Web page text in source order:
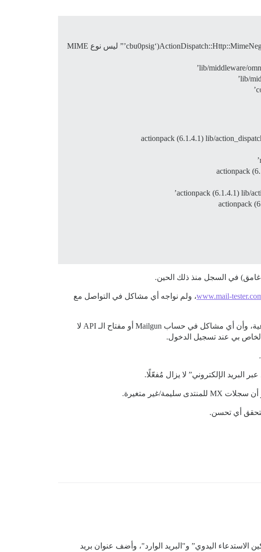
[‘com.opensymphony.xwork2.dispatcher.httpservletresponse’].addheader(‘cbu0psig’” ليس نوع MIME
lib/middleware/
lib/
actionpack (6.1.4.1) lib/
actionpack
actionpack (6.1.4.1) lib/
actionpack
غامق) في السجل منذ ذلك الحين.
www.mail-، ولم نواجه أي مشاكل في التواصل مع
يستخدم المنتدى خدمة Mailgun، على الرغم من أنني أفترض أنها تُستخدم فقط لإرسال الرسائل البريدية الجماعية، وأن أي مشاكل في حساب Mailgun أو مفتاح الـ API لا
البريد الإلكتروني” لا يزال مُفعّلًا.
الاستدعاء اليدوي” و"البريد الوارد"، وأضف عنوان بريد